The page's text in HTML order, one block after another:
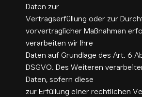
Daten zur
Vertragserfüllung oder zur
vorvertraglicher Maßnahmen
verarbeiten wir Ihre
Daten auf Grundlage des Art. 6
DSGVO. Des Weiteren
Daten, sofern diese
zur Erfüllung einer rechtlichen